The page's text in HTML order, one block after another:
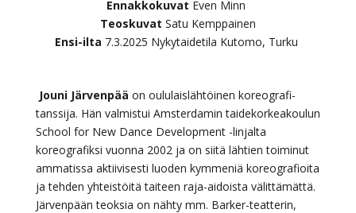
Ennakkokuvat Even Minn
Teoskuvat Satu Kemppainen
Ensi-ilta 7.3.2025 Nykytaidetila Kutomo, Turku
Jouni Järvenpää on oululaislähtöinen koreografi-
tanssija. Hän valmistui Amsterdamin taidekorkeakoulun
School for New Dance Development -linjalta
koreografiksi vuonna 2002 ja on siitä lähtien toiminut
ammatissa aktiivisesti luoden kymmeniä koreografioita
ja tehden yhteistöitä taiteen raja-aidoista välittämättä.
Järvenpään teoksia on nähty mm. Barker-teatterin,